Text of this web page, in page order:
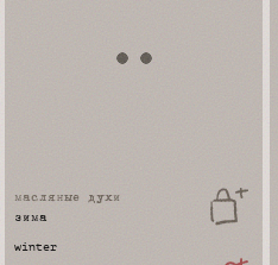
масляные духи
зима
winter